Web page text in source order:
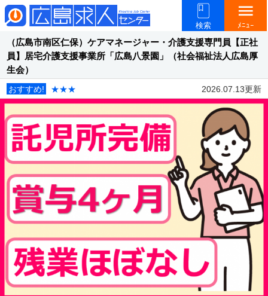
検索
menu
ﾒﾆｭｰ
（広島市南区仁保）ケアマネージャー・介護支援専門員【正社
員】居宅介護支援事業所「広島八景園」（社会福祉法人広島厚
生会）
おすすめ! ★★★ 2026.07.13更新